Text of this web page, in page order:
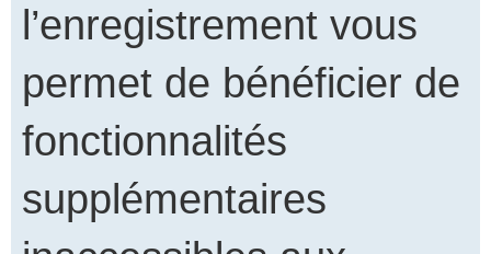
l’enregistrement vous
permet de bénéficier de
fonctionnalités
supplémentaires